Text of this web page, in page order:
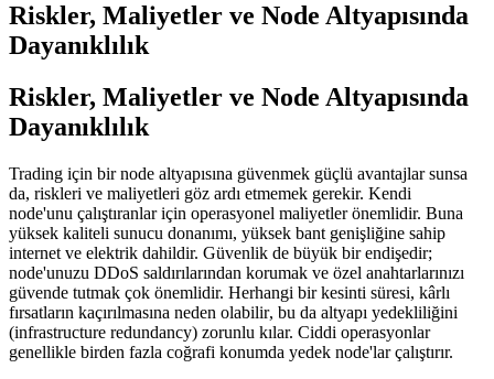
Riskler, Maliyetler ve Node Altyapısında
Dayanıklılık
Riskler, Maliyetler ve Node Altyapısında
Dayanıklılık
Trading için bir node altyapısına güvenmek güçlü avantajlar sunsa
da, riskleri ve maliyetleri göz ardı etmemek gerekir. Kendi
node'unu çalıştıranlar için operasyonel maliyetler önemlidir. Buna
yüksek kaliteli sunucu donanımı, yüksek bant genişliğine sahip
internet ve elektrik dahildir. Güvenlik de büyük bir endişedir;
node'unuzu DDoS saldırılarından korumak ve özel anahtarlarınızı
güvende tutmak çok önemlidir. Herhangi bir kesinti süresi, kârlı
fırsatların kaçırılmasına neden olabilir, bu da altyapı yedekliliğini
(infrastructure redundancy) zorunlu kılar. Ciddi operasyonlar
genellikle birden fazla coğrafi konumda yedek node'lar çalıştırır.